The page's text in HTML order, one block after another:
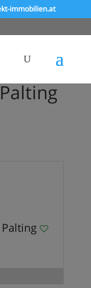
immobilien.at